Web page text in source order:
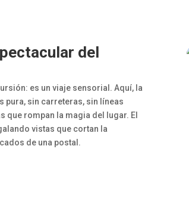
del
es un viaje sensorial. Aquí, la
pura, sin carreteras, sin líneas
rompan la magia del lugar. El
vistas que cortan la
de una postal.